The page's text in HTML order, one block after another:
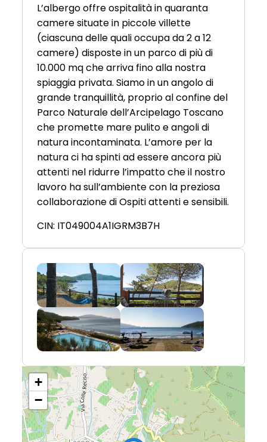
L’albergo offre ospitalità in quaranta
camere situate in piccole villette
(ciascuna delle quali occupa da 2 a 12
camere) disposte in un parco di più di
10.000 mq che arriva fino alla nostra
spiaggia privata. Siamo in un angolo di
grande tranquillità, proprio al confine del
Parco Naturale dell’Arcipelago Toscano
che promette mare pulito e angoli di
natura incontaminata. L’amore per la
natura ci ha spinti ad essere ancora più
attenti nel ridurre l’impatto che il nostro
lavoro ha sull’ambiente con la preziosa
collaborazione di Ospiti attenti e sensibili.
CIN: IT049004A1IGRM3B7H
+
−